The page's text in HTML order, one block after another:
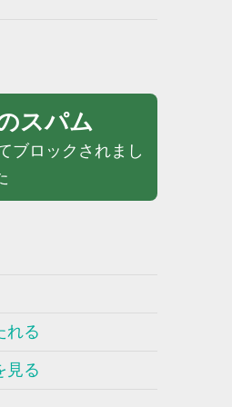
スパム
ブロックされまし
れる
見る